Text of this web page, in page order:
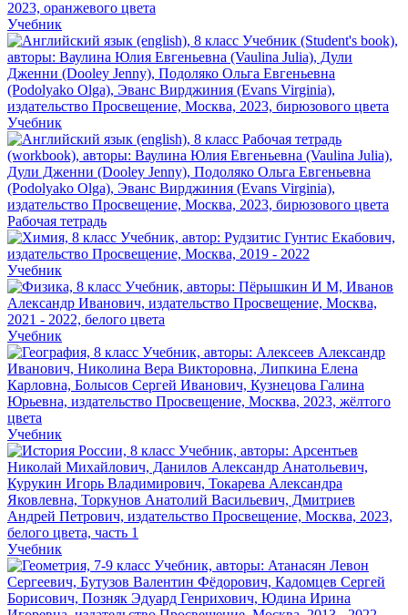
Учебник
Учебник
Рабочая тетрадь
Учебник
Учебник
Учебник
Учебник